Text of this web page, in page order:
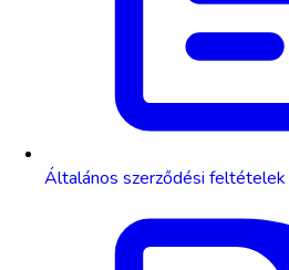
Általános szerződési feltételek